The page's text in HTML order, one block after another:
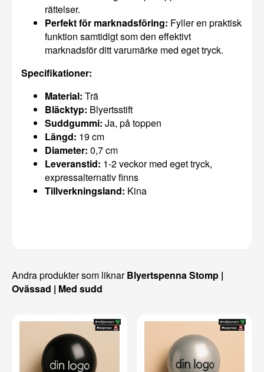
rättelser.
Perfekt för marknadsföring: Fyller en praktisk
funktion samtidigt som den effektivt
marknadsför ditt varumärke med eget tryck.
Specifikationer:
Material: Trä
Bläcktyp: Blyertsstift
Suddgummi: Ja, på toppen
Längd: 19 cm
Diameter: 0,7 cm
Leveranstid: 1-2 veckor med eget tryck,
expressalternativ finns
Tillverkningsland: Kina
Andra produkter som liknarBlyertspenna Stomp |
Ovässad | Med sudd